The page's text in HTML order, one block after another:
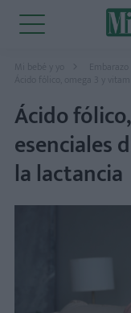
Mi bebé y yo Embarazo
Ácido fólico, omega 3 y
Ácido
esenciales
la lactancia